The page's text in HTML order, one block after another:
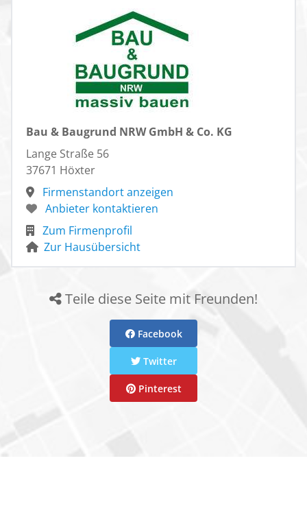
Bau & Baugrund NRW GmbH & Co. KG
Lange Straße 56
37671 Höxter
Firmenstandort anzeigen
Anbieter kontaktieren
Zum Firmenprofil
Zur Hausübersicht
Teile diese Seite mit Freunden!
Facebook
Twitter
Pinterest